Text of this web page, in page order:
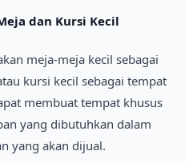
dan Kursi Kecil
meja-meja kecil sebagai
kursi kecil sebagai tempat
membuat tempat khusus
yang dibutuhkan dalam
yang akan dijual.